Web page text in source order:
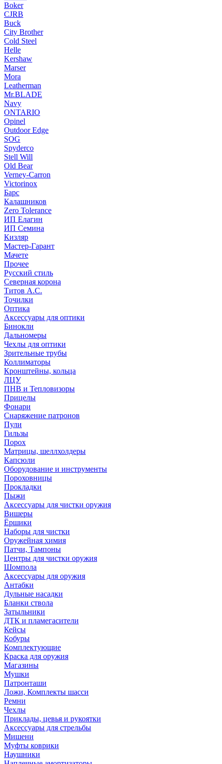
Boker
CJRB
Buck
City Brother
Cold Steel
Helle
Kershaw
Marser
Mora
Leatherman
Mr.BLADE
Navy
ONTARIO
Opinel
Outdoor Edge
SOG
Spyderco
Stell Will
Old Bear
Verney-Carron
Victorinox
Барс
Калашников
Zero Tolerance
ИП Елагин
ИП Семина
Кизляр
Мастер-Гарант
Мачете
Прочее
Русский стиль
Северная корона
Титов А.С.
Точилки
Оптика
Аксессуары для оптики
Бинокли
Дальномеры
Чехлы для оптики
Зрительные трубы
Коллиматоры
Кронштейны, кольца
ЛЦУ
ПНВ и Тепловизоры
Прицелы
Фонари
Снаряжение патронов
Пули
Гильзы
Порох
Матрицы, шеллхолдеры
Капсюли
Оборудование и инструменты
Пороховницы
Прокладки
Пыжи
Аксессуары для чистки оружия
Вишеры
Ёршики
Наборы для чистки
Оружейная химия
Патчи, Тампоны
Центры для чистки оружия
Шомпола
Аксессуары для оружия
Антабки
Дульные насадки
Бланки ствола
Затыльники
ДТК и пламегасители
Кейсы
Кобуры
Комплектующие
Краска для оружия
Магазины
Мушки
Патронташи
Ложи, Комплекты шасси
Ремни
Чехлы
Приклады, цевья и рукоятки
Аксессуары для стрельбы
Мишени
Муфты коврики
Наушники